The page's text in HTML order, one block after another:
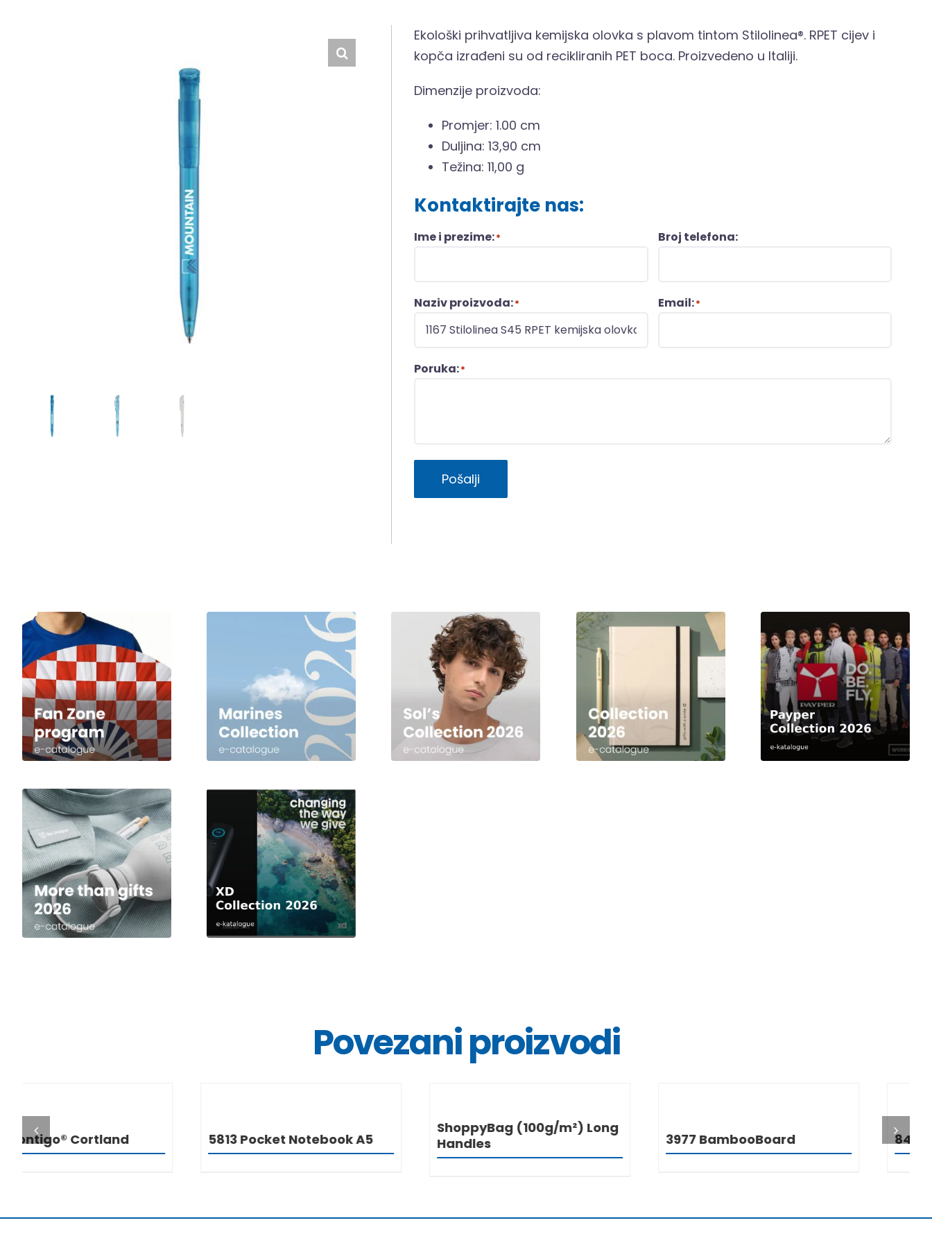
Ekološki prihvatljiva kemijska olovka s plavom tintom Stilolinea®. RPET cijev i
kopča izrađeni su od recikliranih PET boca. Proizvedeno u Italiji.
Dimenzije proizvoda:
Promjer: 1.00 cm
Duljina: 13,90 cm
Težina: 11,00 g
Kontaktirajte nas:
Ime i prezime:* Broj telefona:
Naziv proizvoda:* Email:*
Poruka:*
Pošalji
Povezani proizvodi
5813 Pocket Notebook A5
ShoppyBag (100g/m²) Long
Handles
3977 BambooBoard 8444 Cabinet Trolley